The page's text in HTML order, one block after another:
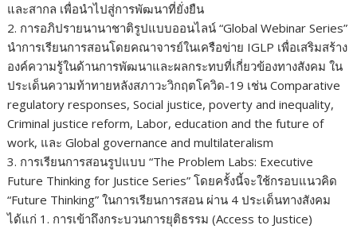
และสากล เพื่อนำไปสู่การพัฒนาที่ยั่งยืน
2. การอภิปรายนานาชาติรูปแบบออนไลน์ “Global Webinar Series”
นำการเรียนการสอนโดยคณาจารย์ในเครือข่าย IGLP เพื่อเสริมสร้าง
องค์ความรู้ในด้านการพัฒนาและผลกระทบที่เกี่ยวข้องทางสังคม ใน
ประเด็นความท้าทายหลังสภาวะวิกฤตโควิด-19 เช่นComparative
regulatory responses, Social justice, poverty and inequality,
Criminal justice reform, Labor, education and the future of
work, และGlobal governance and multilateralism
3. การเรียนการสอนรูปแบบ “The Problem Labs: Executive
Future Thinking for Justice Series” โดยครั้งนี้จะใช้กรอบแนวคิด
“Future Thinking” ในการเรียนการสอน ผ่าน 4 ประเด็นทางสังคม
ได้แก่ 1. การเข้าถึงกระบวนการยุติธรรม (Access to Justice)